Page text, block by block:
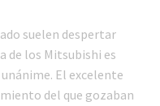
suelen despertar
de los Mitsubishi es
El excelente
del que gozaban